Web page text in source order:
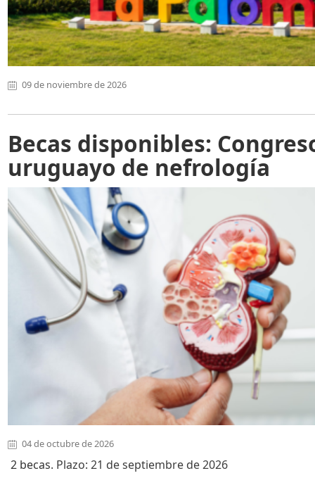
09 de noviembre de 2026
Becas disponibles:
uruguayo de nefrología
04 de octubre de 2026
2 becas. Plazo: 21 de septiembre de 2026